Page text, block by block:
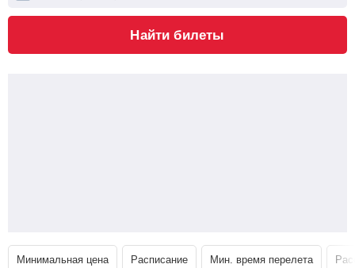
Найти билеты
Минимальная цена Расписание Мин. время перелета